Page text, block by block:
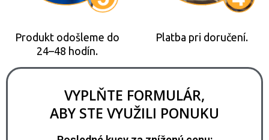
Produkt odošleme do
24–48 hodín.
Platba pri doručení.
VYPLŇTE FORMULÁR,
ABY STE VYUŽILI PONUKU